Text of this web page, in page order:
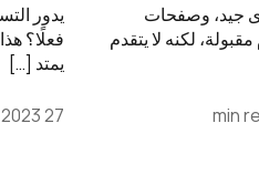
جيد، وصفحات
لكنه لا يتقدم
يدور
فعلًا؟
يمتد […]
27 Nov, 2023